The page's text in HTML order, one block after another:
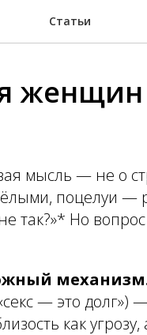
Статьи
женщин
мысль — не о
поцелуи —
так?»* Но
— это долг»)
как угрозу,